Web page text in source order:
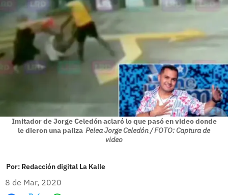
Imitador de Jorge Celedón aclaró lo que pasó en video donde
le dieron una paliza Pelea Jorge Celedón / FOTO: Captura de
video
Por: Redacción digital La Kalle
8 de Mar, 2020